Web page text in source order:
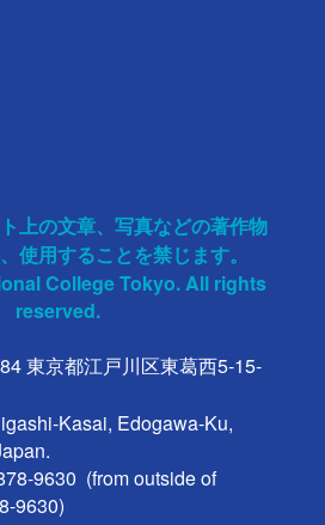
上の文章、写真などの著作物
使用することを禁じます。
College Tokyo. All rights
reserved.
東京都江戸川区東葛西5-15-
9630)